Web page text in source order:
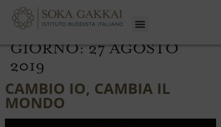
GIORNO: 27 AGOSTO
2019
CAMBIO IO, CAMBIA IL
MONDO